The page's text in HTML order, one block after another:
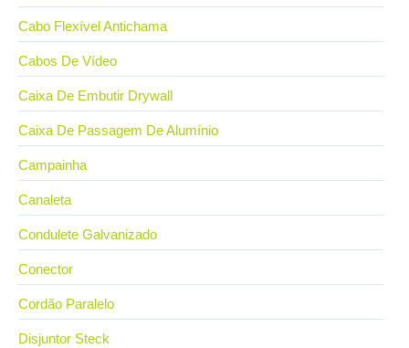
Cabo Flexível Antichama
Cabos De Vídeo
Caixa De Embutir Drywall
Caixa De Passagem De Alumínio
Campainha
Canaleta
Condulete Galvanizado
Conector
Cordão Paralelo
Disjuntor Steck